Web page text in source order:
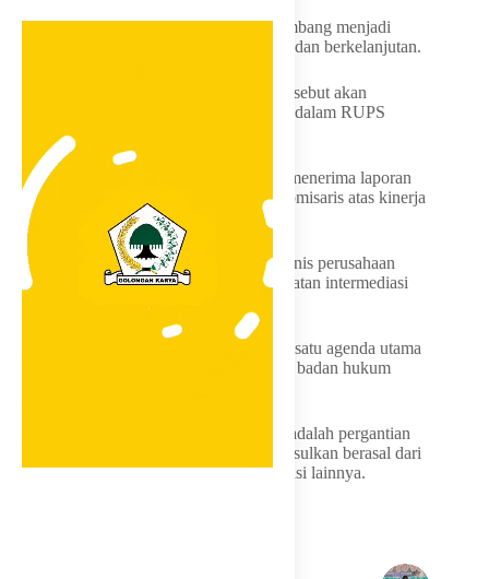
Ia optimistis Bank NTT dapat terus berkembang menjadi
lembaga keuangan yang sehat, terpercaya, dan berkelanjutan.
RUPS yang digelar di Kabupaten Ende tersebut akan
membahas sejumlah agenda strategis, baik dalam RUPS
Tahunan maupun RUPS Luar Biasa.
Untuk agenda tahunan, pemegang saham menerima laporan
pertanggungjawaban direksi dan dewan komisaris atas kinerja
perusahaan selama tahun buku 2025.
Selain itu, direksi memaparkan rencana bisnis perusahaan
untuk tahun 2026, termasuk strategi penguatan intermediasi
Sementara dalam RUPS Luar Biasa, salah satu agenda utama
yang akan dibahas ialah perubahan bentuk badan hukum
Agenda lain yang turut menjadi perhatian adalah pergantian
direktur kepatuhan, dengan calon yang diusulkan berasal dari
Bank Jatim, serta beberapa agenda korporasi lainnya.